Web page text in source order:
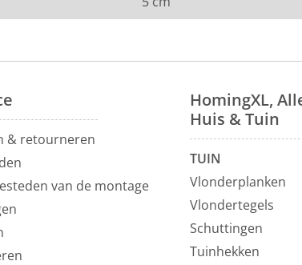
& retourneren
van de montage
HomingXL,
Huis & Tuin
TUIN
Vlonderplanken
Vlondertegels
Schuttingen
Tuinhekken